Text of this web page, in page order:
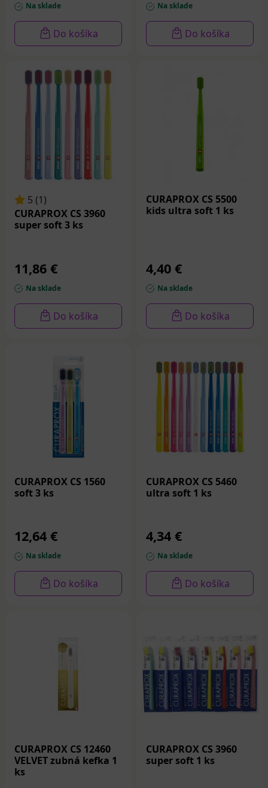
Na sklade
Do košíka
Na sklade
Do košíka
5 (1)
CURAPROX CS 3960
super soft 3 ks
11,86 €
Na sklade
Do košíka
CURAPROX CS 5500
kids ultra soft 1 ks
4,40 €
Na sklade
Do košíka
CURAPROX CS 1560
soft 3 ks
12,64 €
Na sklade
Do košíka
CURAPROX CS 5460
ultra soft 1 ks
4,34 €
Na sklade
Do košíka
CURAPROX CS 12460
VELVET zubná kefka 1
ks
CURAPROX CS 3960
super soft 1 ks